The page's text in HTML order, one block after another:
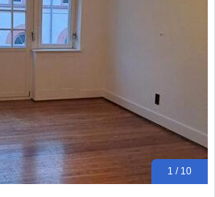
1 / 10